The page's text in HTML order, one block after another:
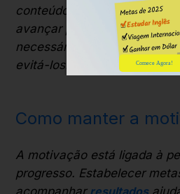
conteúdos básicos por
avançar para um método
necessário. Reconhecer
evitá-los.
Como manter a
A motivação está ligada à
progresso. Estabelecer
acompanhar resultados
Comece Agora!